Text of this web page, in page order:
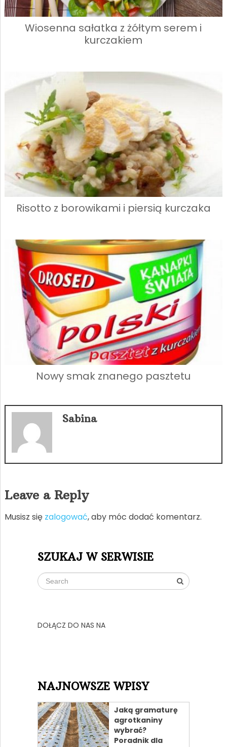
Wiosenna sałatka z żółtym serem i
kurczakiem
Risotto z borowikami i piersią kurczaka
Nowy smak znanego pasztetu
Sabina
Leave a Reply
Musisz się zalogować, aby móc dodać komentarz.
SZUKAJ W SERWISIE
DOŁĄCZ DO NAS NA
NAJNOWSZE WPISY
Jaką gramaturę
agrotkaniny
wybrać?
Poradnik dla